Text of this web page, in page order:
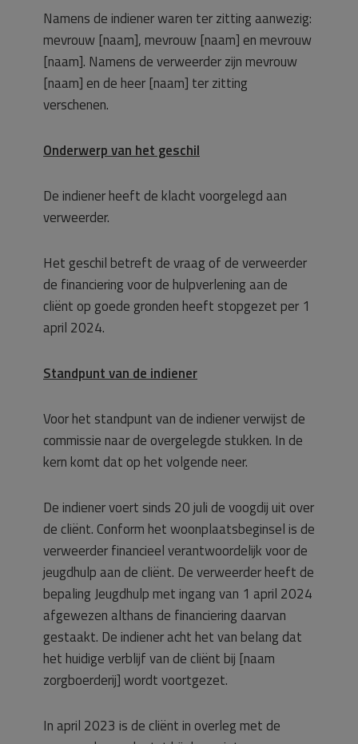
Namens de indiener waren ter zitting aanwezig:
mevrouw [naam], mevrouw [naam] en mevrouw
[naam]. Namens de verweerder zijn mevrouw
[naam] en de heer [naam] ter zitting
verschenen.
Onderwerp van het geschil
De indiener heeft de klacht voorgelegd aan
verweerder.
Het geschil betreft de vraag of de verweerder
de financiering voor de hulpverlening aan de
cliënt op goede gronden heeft stopgezet per 1
april 2024.
Standpunt van de indiener
Voor het standpunt van de indiener verwijst de
commissie naar de overgelegde stukken. In de
kern komt dat op het volgende neer.
De indiener voert sinds 20 juli de voogdij uit over
de cliënt. Conform het woonplaatsbeginsel is de
verweerder financieel verantwoordelijk voor de
jeugdhulp aan de cliënt. De verweerder heeft de
bepaling Jeugdhulp met ingang van 1 april 2024
afgewezen althans de financiering daarvan
gestaakt. De indiener acht het van belang dat
het huidige verblijf van de cliënt bij [naam
zorgboerderij] wordt voortgezet.
In april 2023 is de cliënt in overleg met de